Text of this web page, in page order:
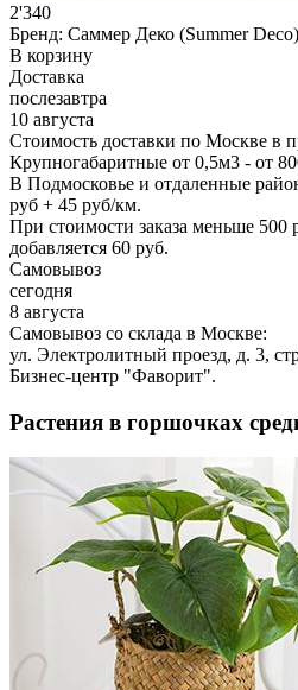
2'340
Бренд: Саммер Деко (Summer Deco)
В корзину
Доставка
послезавтра
10 августа
Стоимость доставки по Москве в
Крупногабаритные от 0,5м3 - от
В Подмосковье и отдаленные
руб + 45 руб/км.
При стоимости заказа меньше 500
добавляется 60 руб.
Самовывоз
сегодня
8 августа
Самовывоз со склада в Москве:
ул. Электролитный проезд, д. 3,
Бизнес-центр "Фаворит".
Растения в горшочках